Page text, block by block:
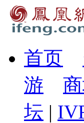
首页
游
坛 |